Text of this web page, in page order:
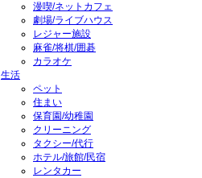
漫喫/ネットカフェ
劇場/ライブハウス
レジャー施設
麻雀/将棋/囲碁
カラオケ
生活
ペット
住まい
保育園/幼稚園
クリーニング
タクシー/代行
ホテル/旅館/民宿
レンタカー